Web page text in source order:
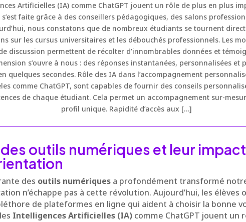
Artificielles (IA) comme ChatGPT jouent un rôle de plus en plus
faite grâce à des conseillers pédagogiques, des salons
nous constatons que de nombreux étudiants se tournent
sur les cursus universitaires et les débouchés professionnels. Les
discussion permettent de récolter d’innombrables données et
s’ouvre à nous : des réponses instantanées, personnalisées et
quelques secondes. Rôle des IA dans l’accompagnement
comme ChatGPT, sont capables de fournir des conseils
de chaque étudiant. Cela permet un accompagnement sur-
profil unique. Rapidité d’accès aux […]
outils numériques et leur
des outils numériques a profondément transformé
n’échappe pas à cette révolution. Aujourd’hui, les élèves
de plateformes en ligne qui aident à choisir la bonne
Intelligences Artificielles (IA) comme ChatGPT jouent un